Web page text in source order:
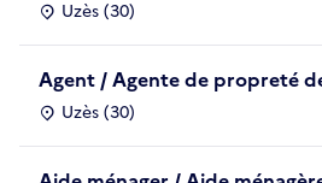
Uzès (30)
Agent / Agente de propreté
Uzès (30)